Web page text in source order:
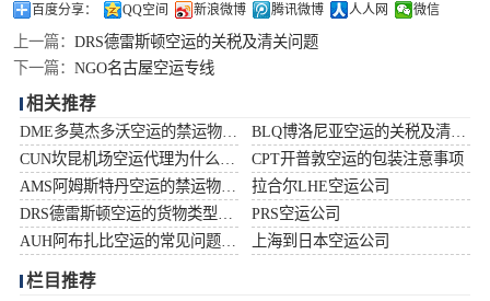
百度分享： QQ空间 新浪微博 腾讯微博 人人网 微信
上一篇： DRS德雷斯顿空运的关税及清关问题
下一篇： NGO名古屋空运专线
相关推荐
CPT开普敦空运的包装注意事项
拉合尔LHE空运公司
PRS空运公司
上海到日本空运公司
栏目推荐
巴基斯坦空运
澳大利亚空运
俄罗斯空运
加拿大空运
伊朗空运